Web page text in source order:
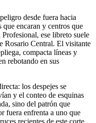
desde fuera hacia
que encaran y centros que
ese libreto suele
Rosario Central. El visitante
compacta líneas y
rebotando en sus
los despejes se
y el conteo de esquinas
sino del patrón que
fuera enfrenta a uno que
recientes de este corte